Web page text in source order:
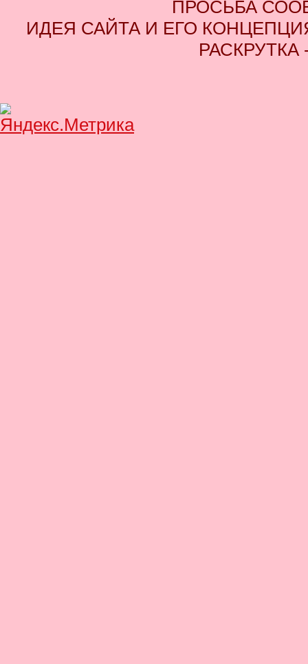
ПРОСЬБА
ИДЕЯ САЙТА И ЕГО
РАСКРУТКА